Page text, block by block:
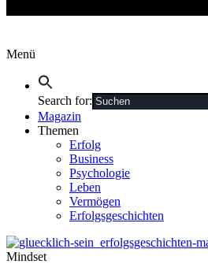
Menü
Search for:
Magazin
Themen
Erfolg
Business
Psychologie
Leben
Vermögen
Erfolgsgeschichten
Mindset